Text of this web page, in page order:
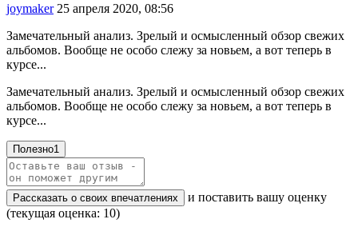
joymaker 25 апреля 2020, 08:56
Замечательный анализ. Зрелый и осмысленный обзор свежих
альбомов. Вообще не особо слежу за новьем, а вот теперь в
курсе...
Замечательный анализ. Зрелый и осмысленный обзор свежих
альбомов. Вообще не особо слежу за новьем, а вот теперь в
курсе...
Полезно1
Рассказать о своих впечатлениях
и поставить вашу оценку
(текущая оценка: 10)